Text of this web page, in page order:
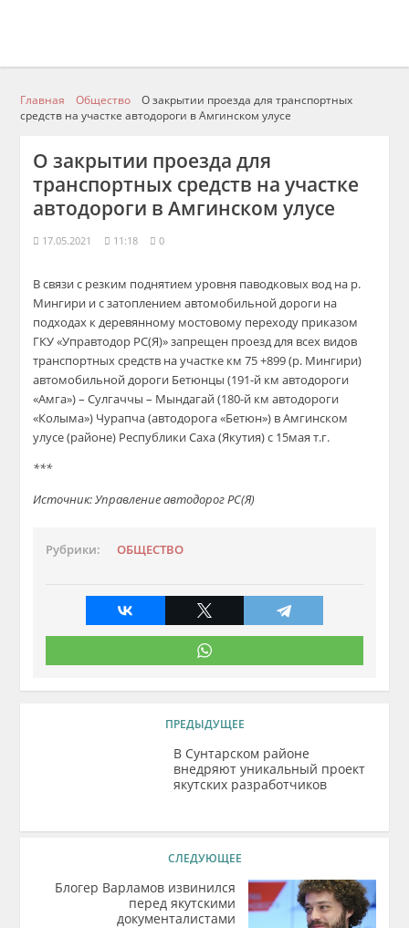
Главная Общество
О закрытии проезда для транспортных
средств на участке автодороги в Амгинском улусе
О закрытии проезда для
транспортных средств на участке
автодороги в Амгинском улусе
17.05.2021 11:18 0
В связи с резким поднятием уровня паводковых вод на р.
Мингири и с затоплением автомобильной дороги на
подходах к деревянному мостовому переходу приказом
ГКУ «Управтодор РС(Я)» запрещен проезд для всех видов
транспортных средств на участке км 75 +899 (р. Мингири)
автомобильной дороги Бетюнцы (191-й км автодороги
«Амга») – Сулгаччы – Мындагай (180-й км автодороги
«Колыма») Чурапча (автодорога «Бетюн») в Амгинском
улусе (районе) Республики Саха (Якутия) с 15мая т.г.
***
Источник: Управление автодорог РС(Я)
Рубрики: ОБЩЕСТВО
ПРЕДЫДУЩЕЕ
В Сунтарском районе
внедряют уникальный проект
якутских разработчиков
СЛЕДУЮЩЕЕ
Блогер Варламов извинился
перед якутскими
документалистами